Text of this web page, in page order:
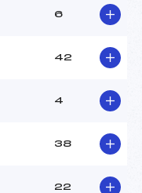
6
42
4
38
22